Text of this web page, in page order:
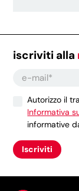
iscriviti alla
Autorizzo il
Informativa
informative
Iscriviti